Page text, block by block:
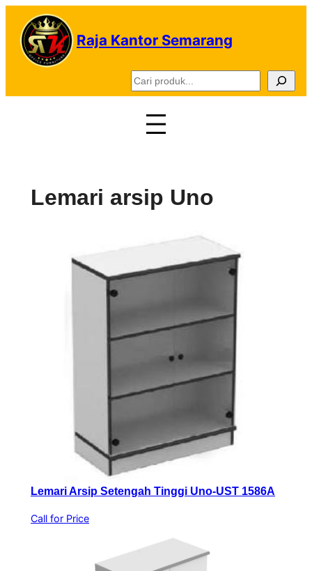
Lewati
konten
Raja Kantor Semarang
C
a
Lemari arsip Uno
Lemari Arsip Setengah Tinggi Uno-UST 1586A
Call for Price